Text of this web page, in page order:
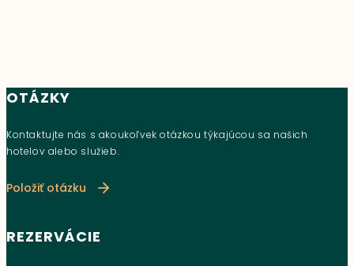
OTÁZKY
Kontaktujte nás s akoukoľvek otázkou týkajúcou sa našich
hotelov alebo služieb.
Položiť otázku
REZERVÁCIE